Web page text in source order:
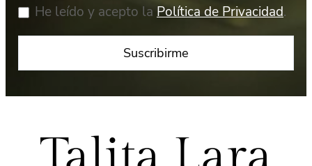
He leído y acepto la Política de Privacidad.